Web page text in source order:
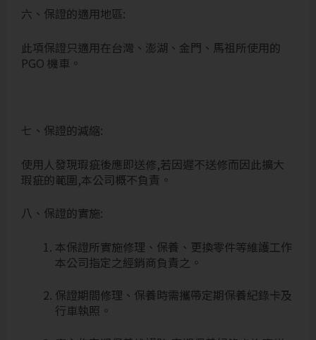
六、保證的適用地區:
此項保證只適用在台灣、澎湖、金門、馬祖所使用的
PGO 機車。
七、保證的減縮:
使用人發現瑕疵後應即送修,若因遲不送修而因此擴大
瑕疵的範圍,本公司概不負責。
八、保證的實施:
本保證所實施修理、保養、更換零件等維護工作
本公司指定之經銷商負責之。
保證期間修理、保養時需攜帶定期保養紀錄卡及
行車執照。